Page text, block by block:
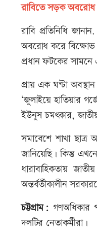
রাবিতে সড়ক অবরোধ
রাবি প্রতিনিধি
অবরোধ করে বিক্ষোভ
প্রধান ফটকের
প্রায় এক ঘণ্টা
‘জুলাইয়ে হাতিয়ার
ইউনুস চমৎকার, জাতীয়
সমাবেশে শাখা ছাত্র
জানিয়েছি। কিন্তু
ধারাবাহিকতায়
অন্তর্বর্তীকালীন
চট্টগ্রাম: গণঅধিকার
দলটির নেতাকর্মীরা।